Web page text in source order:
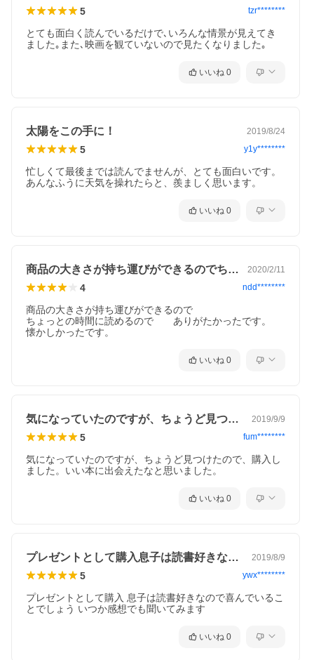
5 tzr********
とても面白く読んでいるだけで､いろんな情景が見えてき
ました｡また､映画を観ていないので見たくなりました｡
いいね 0
太陽をこの手に！ 2019/8/24
5 y1y********
忙しくて最後までは読んでませんが、とても面白いです。
あんなふうに天気を操れたらと、羨ましく思います。
いいね 0
商品の大きさが持ち運びができるのでちょ… 2020/2/11
4 ndd********
商品の大きさが持ち運びができるので
ちょっとの時間に読めるので　　ありがたかったです。
懐かしかったです。
いいね 0
気になっていたのですが、ちょうど見つけ… 2019/9/9
5 fum********
気になっていたのですが、ちょうど見つけたので、購入し
ました。いい本に出会えたなと思いました。
いいね 0
プレゼントとして購入息子は読書好きなの… 2019/8/9
5 ywx********
プレゼントとして購入 息子は読書好きなので喜んでいるこ
とでしょう いつか感想でも聞いてみます
いいね 0